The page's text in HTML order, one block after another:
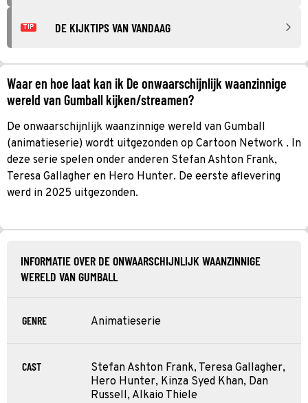
TIP DE KIJKTIPS VAN VANDAAG
Waar en hoe laat kan ik De onwaarschijnlijk waanzinnige
wereld van Gumball kijken/streamen?
De onwaarschijnlijk waanzinnige wereld van Gumball
(animatieserie) wordt uitgezonden op Cartoon Network . In
deze serie spelen onder anderen Stefan Ashton Frank,
Teresa Gallagher en Hero Hunter. De eerste aflevering
werd in 2025 uitgezonden.
INFORMATIE OVER DE ONWAARSCHIJNLIJK WAANZINNIGE
WERELD VAN GUMBALL
GENRE Animatieserie
CAST
Stefan Ashton Frank, Teresa Gallagher,
Hero Hunter, Kinza Syed Khan, Dan
Russell, Alkaio Thiele